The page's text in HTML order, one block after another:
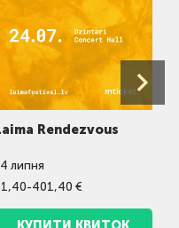
Rendezvous
липня
401,40 €